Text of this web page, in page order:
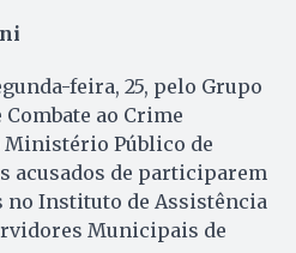
feira, 25, pelo Grupo
Combate ao Crime
Ministério Público de
acusados de participarem
no Instituto de Assistência
Municipais de